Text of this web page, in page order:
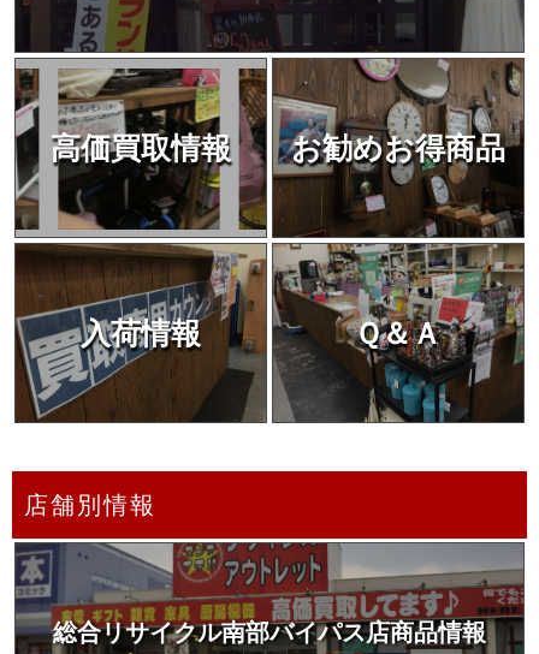
高価買取情報 お勧めお得商品
入荷情報 Ｑ＆Ａ
店舗別情報
総合リサイクル南部バイパス店商品情報